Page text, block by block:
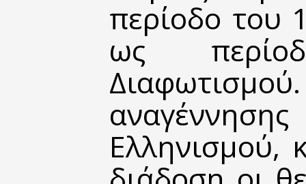
περίοδο του
ως
Ελληνισμού,